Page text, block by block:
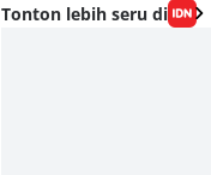
Tonton lebih seru di